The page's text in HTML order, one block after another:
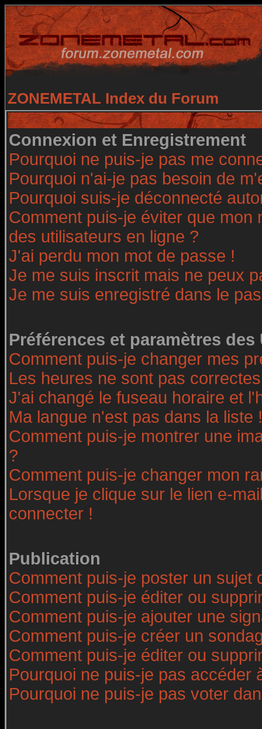
ZONEMETAL Index du Forum
Connexion et Enregistrement
Pourquoi ne puis-je pas me
Pourquoi n'ai-je pas besoin de
Pourquoi suis-je déconnecté
Comment puis-je éviter que
des utilisateurs en ligne ?
J'ai perdu mon mot de passe !
Je me suis inscrit mais ne peux
Je me suis enregistré dans le
Préférences et paramètres
Comment puis-je changer mes
Les heures ne sont pas
J'ai changé le fuseau horaire et
Ma langue n'est pas dans la liste !
Comment puis-je montrer une
?
Comment puis-je changer mon
Lorsque je clique sur le lien e-
connecter !
Publication
Comment puis-je poster un sujet
Comment puis-je éditer ou
Comment puis-je ajouter une
Comment puis-je créer un
Comment puis-je éditer ou
Pourquoi ne puis-je pas accéder
Pourquoi ne puis-je pas voter